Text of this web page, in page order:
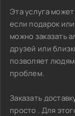
Эта услуга
если подарок
можно заказать
друзей или
позволяет
проблем.
Заказать
просто . Для